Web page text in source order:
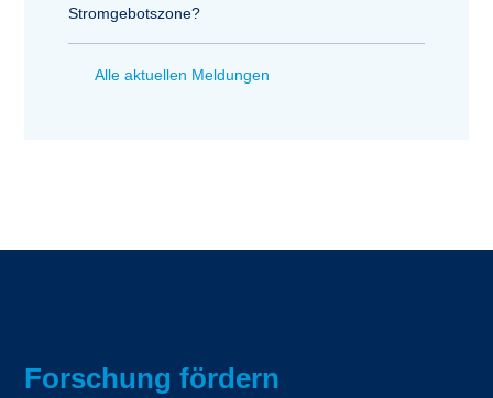
Stromgebotszone?
Alle aktuellen Meldungen
Forschung fördern